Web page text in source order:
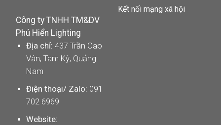
Công ty TNHH TM&DV
Phú Hiển Lighting
Địa chỉ: 437 Trần Cao
Vân, Tam Kỳ, Quảng
Nam
Điện thoại/ Zalo: 091
702 6969
Website:
Kết nối mạng xã hội